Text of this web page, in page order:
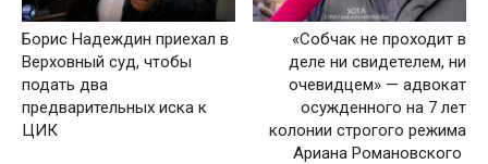
Борис Надеждин приехал в
Верховный суд, чтобы
подать два
предварительных иска к
ЦИК
«Собчак не проходит в
деле ни свидетелем, ни
очевидцем» — адвокат
осужденного на 7 лет
колонии строгого режима
Ариана Романовского